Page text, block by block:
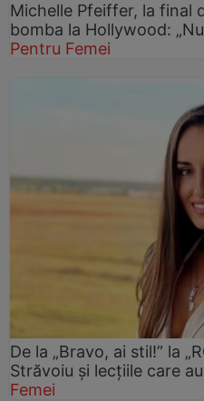
Michelle Pfeiffer, la final
bomba la Hollywood:
Pentru Femei
De la „Bravo, ai stil!” la
Străvoiu și lecțiile care
Femei